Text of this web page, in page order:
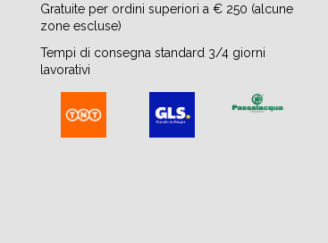
Gratuite per ordini superiori a € 250 (alcune
zone escluse)
Tempi di consegna standard 3/4 giorni
lavorativi